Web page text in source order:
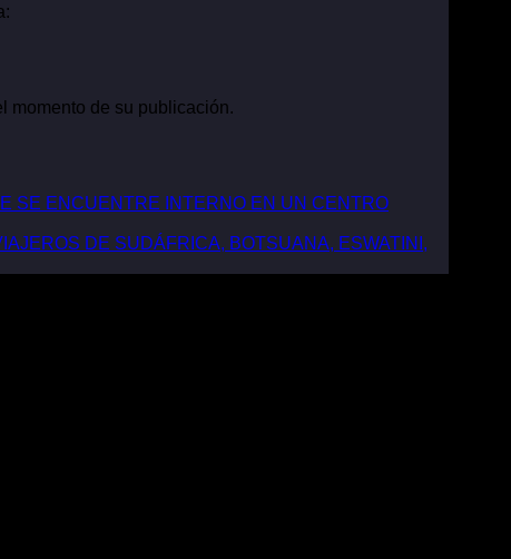
momento de su publicación.
SE ENCUENTRE INTERNO EN UN CENTRO
DE SUDÁFRICA, BOTSUANA, ESWATINI,